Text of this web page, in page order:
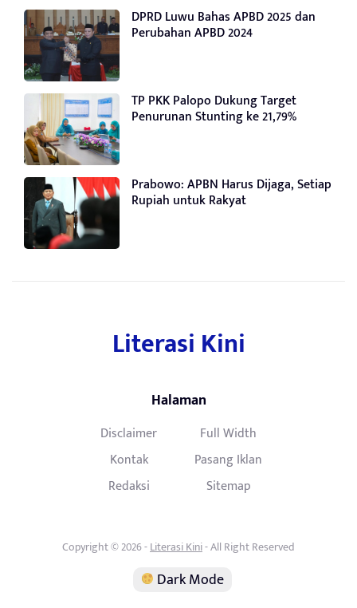
DPRD Luwu Bahas APBD 2025 dan
Perubahan APBD 2024
TP PKK Palopo Dukung Target
Penurunan Stunting ke 21,79%
Prabowo: APBN Harus Dijaga, Setiap
Rupiah untuk Rakyat
Literasi Kini
Halaman
Disclaimer
Full Width
Kontak
Pasang Iklan
Redaksi
Sitemap
Copyright © 2026 -Literasi Kini- All Right Reserved
Dark Mode